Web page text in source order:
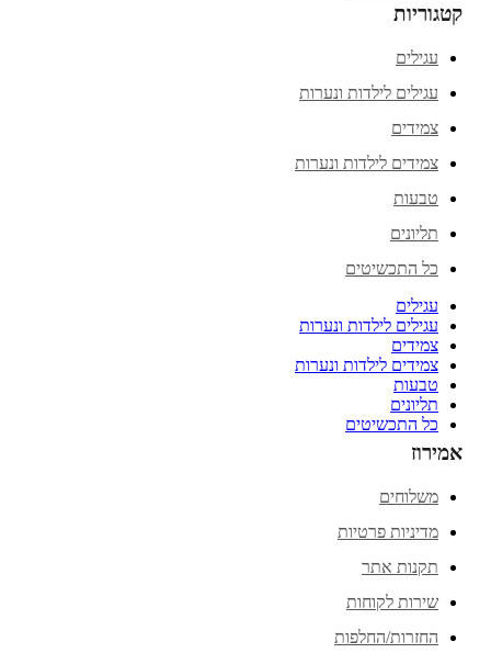
קטגוריות
עגילים
עגילים לילדות ונערות
צמידים
צמידים לילדות ונערות
טבעות
תליונים
כל התכשיטים
עגילים
עגילים לילדות ונערות
צמידים
צמידים לילדות ונערות
טבעות
תליונים
כל התכשיטים
אמירוז
משלוחים
מדיניות פרטיות
תקנות אתר
שירות לקוחות
החזרות/החלפות